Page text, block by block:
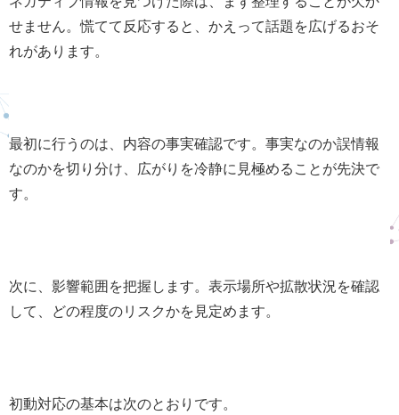
せません。慌てて反応すると、かえって話題を広げるおそ
れがあります。
最初に行うのは、内容の事実確認です。事実なのか誤情報
なのかを切り分け、広がりを冷静に見極めることが先決で
す。
次に、影響範囲を把握します。表示場所や拡散状況を確認
して、どの程度のリスクかを見定めます。
初動対応の基本は次のとおりです。